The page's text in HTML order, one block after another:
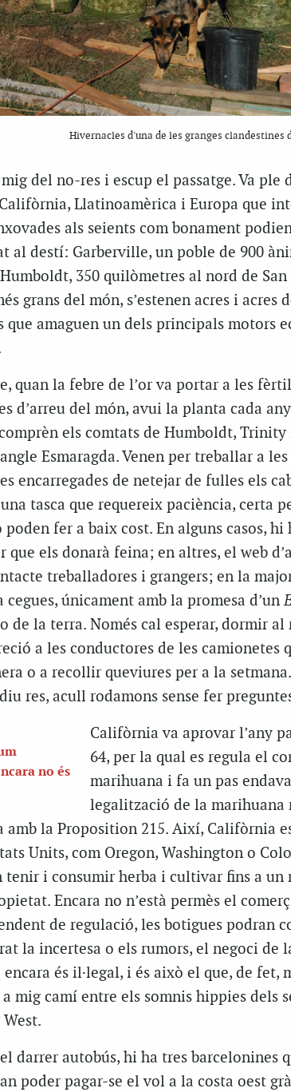
Hivernacles d'una de les granges clandestines
mig del no-res i escup el passatge. Va
Llatinoamèrica i Europa que
als seients com bonament
al destí: Garberville, un poble de 900
350 quilòmetres al nord de San
grans del món, s’estenen acres i acres
que amaguen un dels principals motors
quan la febre de l’or va portar a les
d’arreu del món, avui la planta cada
els comtats de Humboldt,
Esmaragda. Venen per treballar a
encarregades de netejar de fulles els
tasca que requereix paciència, certa
poden fer a baix cost. En alguns casos, hi
que els donarà feina; en altres, el web
treballadores i grangers; en la
cegues, únicament amb la promesa d’un
de la terra. Només cal esperar, dormir al
a les conductores de les camionetes
o a recollir queviures per a la
res, acull rodamons sense fer
no és
Califòrnia va aprovar l’any
64, per la qual es regula el
marihuana i fa un pas
legalització de la marihuana
amb la Proposition 215. Així, Califòrnia
Units, com Oregon, Washington o
i consumir herba i cultivar fins a un
Encara no n’està permès el
de regulació, les botigues podran
la incertesa o els rumors, el negoci de
és il·legal, i és això el que, de fet,
mig camí entre els somnis hippies dels
darrer autobús, hi ha tres barcelonines
poder pagar-se el vol a la costa oest